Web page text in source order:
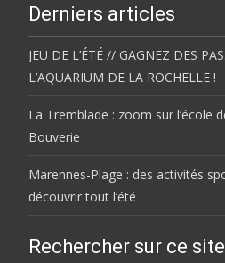
Derniers articles
JEU DE L’ÉTÉ // GAGNEZ DES
L’AQUARIUM DE LA ROCHELLE !
La Tremblade : zoom sur l’école
Bouverie
Marennes-Plage : des activités
découvrir tout l’été
Rechercher sur ce site